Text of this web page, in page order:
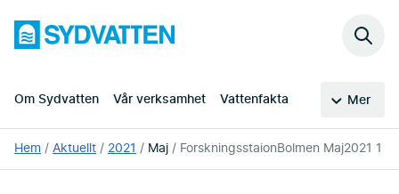
huvudinnehållet
Sydvatten
Om Sydvatten Vår verksamhet Vattenfakta Mer
Sök
Du
är
Hem Aktuellt 2021 Maj ForskningsstaionBolmen Maj2021 1